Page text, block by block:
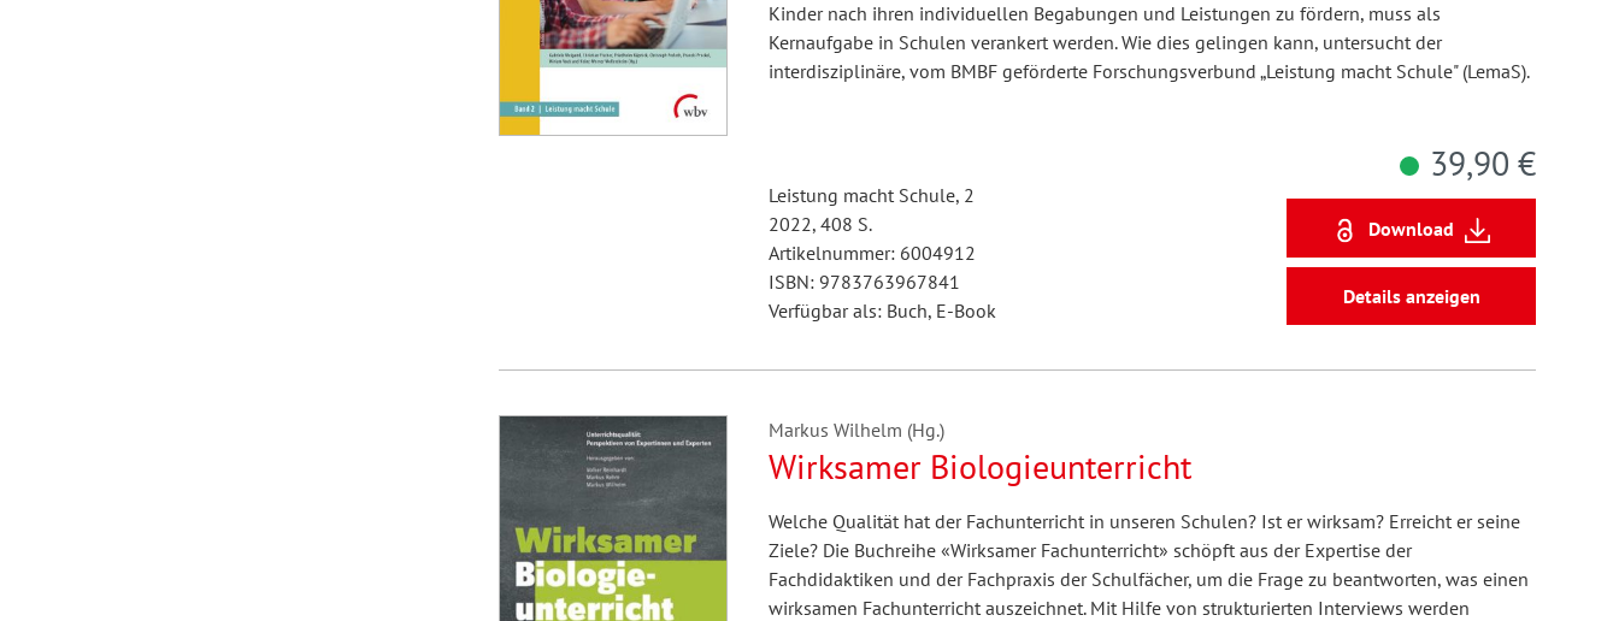
Kinder nach ihren individuellen Begabungen und Leistungen zu fördern, muss als
Kernaufgabe in Schulen verankert werden. Wie dies gelingen kann, untersucht der
interdisziplinäre, vom BMBF geförderte Forschungsverbund „Leistung macht Schule" (LemaS).
Leistung macht Schule, 2
2022, 408 S.
Artikelnummer: 6004912
ISBN: 9783763967841
Verfügbar als: Buch, E-Book
39,90 €
Download
Details anzeigen
Markus Wilhelm (Hg.)
Wirksamer Biologieunterricht
Welche Qualität hat der Fachunterricht in unseren Schulen? Ist er wirksam? Erreicht er seine
Ziele? Die Buchreihe «Wirksamer Fachunterricht» schöpft aus der Expertise der
Fachdidaktiken und der Fachpraxis der Schulfächer, um die Frage zu beantworten, was einen
wirksamen Fachunterricht auszeichnet. Mit Hilfe von strukturierten Interviews werden